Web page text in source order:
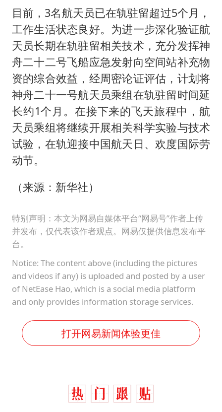
目前，3名航天员已在轨驻留超过5个月，
工作生活状态良好。为进一步深化验证航
天员长期在轨驻留相关技术，充分发挥神
舟二十二号飞船应急发射向空间站补充物
资的综合效益，经周密论证评估，计划将
神舟二十一号航天员乘组在轨驻留时间延
长约1个月。在接下来的飞天旅程中，航
天员乘组将继续开展相关科学实验与技术
试验，在轨迎接中国航天日、欢度国际劳
动节。
（来源：新华社）
特别声明：本文为网易自媒体平台“网易号”作者上传
并发布，仅代表该作者观点。网易仅提供信息发布平
台。
Notice: The content above (including the pictures
and videos if any) is uploaded and posted by a user
of NetEase Hao, which is a social media platform
and only provides information storage services.
打开网易新闻体验更佳